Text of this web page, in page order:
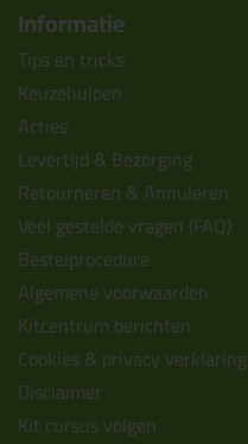
Informatie
Tips en tricks
Keuzehulpen
Acties
Levertijd & Bezorging
Retourneren & Annuleren
Veel gestelde vragen (FAQ)
Bestelprocedure
Algemene voorwaarden
Kitcentrum berichten
Cookies & privacy verklaring
Disclaimer
Kit cursus volgen